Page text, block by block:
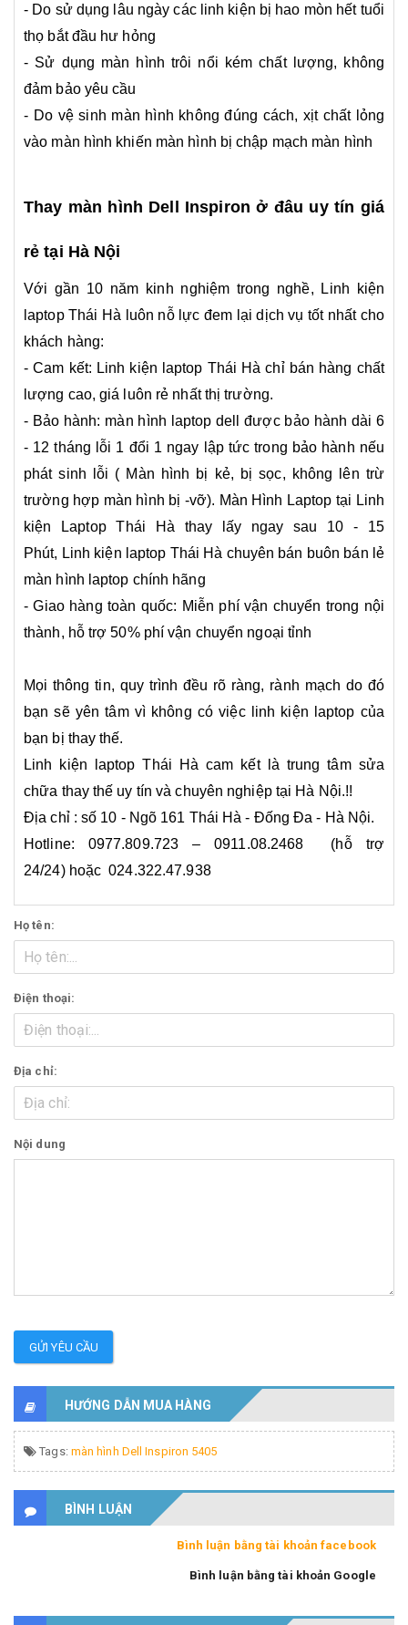
- Do sử dụng lâu ngày các linh kiện bị hao mòn hết tuổi
thọ bắt đầu hư hỏng
- Sử dụng màn hình trôi nổi kém chất lượng, không
đảm bảo yêu cầu
- Do vệ sinh màn hình không đúng cách, xịt chất lỏng
vào màn hình khiến màn hình bị chập mạch màn hình
Thay màn hình Dell Inspiron ở đâu uy tín giá
rẻ tại Hà Nội
Với gần 10 năm kinh nghiệm trong nghề, Linh kiện
laptop Thái Hà luôn nỗ lực đem lại dịch vụ tốt nhất cho
khách hàng:
- Cam kết: Linh kiện laptop Thái Hà chỉ bán hàng chất
lượng cao, giá luôn rẻ nhất thị trường.
- Bảo hành: màn hình laptop dell được bảo hành dài 6
- 12 tháng lỗi 1 đổi 1 ngay lập tức trong bảo hành nếu
phát sinh lỗi ( Màn hình bị kẻ, bị sọc, không lên trừ
trường hợp màn hình bị -vỡ). Màn Hình Laptop tại Linh
kiện Laptop Thái Hà thay lấy ngay sau 10 - 15
Phút, Linh kiện laptop Thái Hà chuyên bán buôn bán lẻ
màn hình laptop chính hãng
- Giao hàng toàn quốc: Miễn phí vận chuyển trong nội
thành, hỗ trợ 50% phí vận chuyển ngoại tỉnh
Mọi thông tin, quy trình đều rõ ràng, rành mạch do đó
bạn sẽ yên tâm vì không có việc linh kiện laptop của
bạn bị thay thế.
Linh kiện laptop Thái Hà cam kết là trung tâm sửa
chữa thay thế uy tín và chuyên nghiệp tại Hà Nội.!!
Địa chỉ : số 10 - Ngõ 161 Thái Hà - Đống Đa - Hà Nội.
Hotline: 0977.809.723 – 0911.08.2468 (hỗ trợ
24/24) hoặc 024.322.47.938
Họ tên:
Điện thoại:
Địa chỉ:
Nội dung
GỬI YÊU CẦU
HƯỚNG DẪN MUA HÀNG
Tags: màn hình Dell Inspiron 5405
BÌNH LUẬN
Bình luận bằng tài khoản facebook
Bình luận bằng tài khoản Google